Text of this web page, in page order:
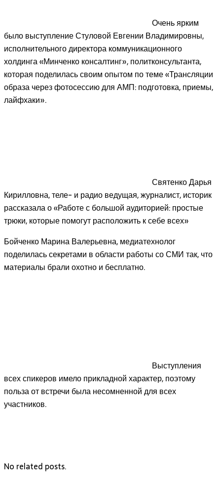
Очень ярким
было выступление Стуловой Евгении Владимировны,
исполнительного директора коммуникационного
холдинга «Минченко консалтинг», политконсультанта,
которая поделилась своим опытом по теме «Трансляции
образа через фотосессию для АМП: подготовка, приемы,
лайфхаки».
Святенко Дарья
Кирилловна, теле- и радио ведущая, журналист, историк
рассказала о «Работе с большой аудиторией: простые
трюки, которые помогут расположить к себе всех»
Бойченко Марина Валерьевна, медиатехнолог
поделилась секретами в области работы со СМИ так, что
материалы брали охотно и бесплатно.
Выступления
всех спикеров имело прикладной характер, поэтому
польза от встречи была несомненной для всех
участников.
No related posts.